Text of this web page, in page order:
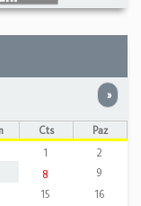
»
Cts
Paz
1
2
8
9
15
16